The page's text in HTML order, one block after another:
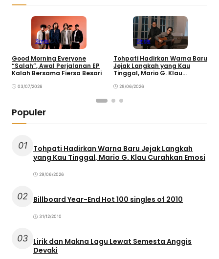
Single
Good Morning Everyone
“Salah”, Awal Perjalanan EP
Kalah Bersama Fiersa Besari
03/07/2026
Single
Tohpati Hadirkan Warna Baru
Jejak Langkah yang Kau
Tinggal, Mario G. Klau
29/06/2026
Populer
01
Tohpati Hadirkan Warna Baru Jejak Langkah
yang Kau Tinggal, Mario G. Klau Curahkan Emosi
29/06/2026
02 Billboard Year-End Hot 100 singles of 2010
31/12/2010
03 Lirik dan Makna Lagu Lewat Semesta Anggis
Devaki